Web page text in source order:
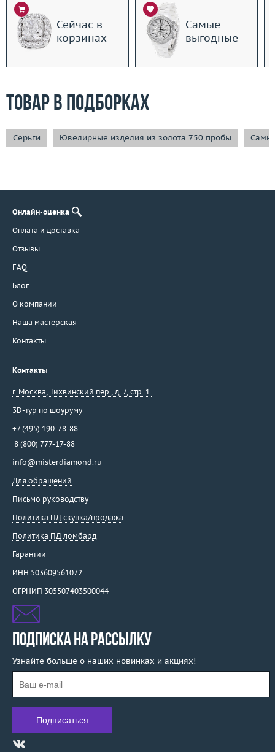
Сейчас в
корзинах
Самые
выгодные
Товар в подборках
Серьги Ювелирные изделия из золота 750 пробы
Онлайн-оценка
Оплата и доставка
Отзывы
FAQ
Блог
О компании
Наша мастерская
Контакты
Контакты
г. Москва, Тихвинский пер., д. 7, стр. 1.
3D-тур по шоуруму
+7 (495) 190-78-88
8 (800) 777-17-88
info@misterdiamond.ru
Для обращений
Письмо руководству
Политика ПД скупка/продажа
Политика ПД ломбард
Гарантии
ИНН 503609561072
ОГРНИП 305507403500044
ПОДПИСКА НА РАССЫЛКУ
Узнайте больше о наших новинках и акциях!